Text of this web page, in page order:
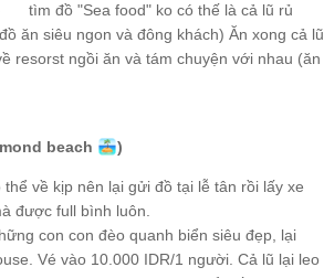
tìm đồ "Sea food" ko có thế là cả lũ rủ
ăn siêu ngon và đông khách) Ăn xong cả lũ
resorst ngồi ăn và tám chuyện với nhau (ăn
beach 🏝)
về kịp nên lại gửi đồ tại lễ tân rồi lấy xe
được full bình luôn.
con con đèo quanh biển siêu đẹp, lại
Vé vào 10.000 IDR/1 người. Cả lũ lại leo